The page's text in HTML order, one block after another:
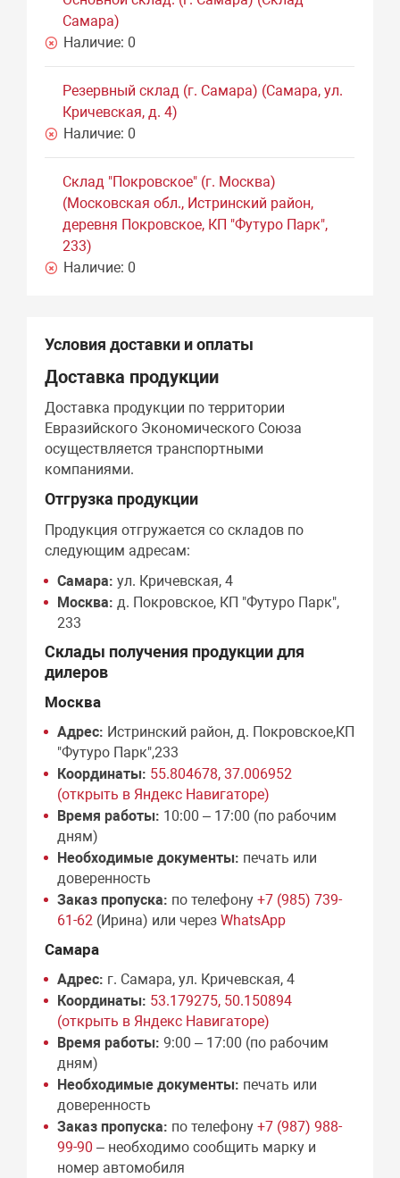
Самара)
Наличие: 0
Резервный склад (г. Самара) (Самара, ул.
Кричевская, д. 4)
Наличие: 0
Склад "Покровское" (г. Москва)
(Московская обл., Истринский район,
деревня Покровское, КП "Футуро Парк",
233)
Наличие: 0
Условия доставки и оплаты
Доставка продукции
Доставка продукции по территории
Евразийского Экономического Союза
осуществляется транспортными
компаниями.
Отгрузка продукции
Продукция отгружается со складов по
следующим адресам:
Самара: ул. Кричевская, 4
Москва: д. Покровское, КП "Футуро Парк",
233
Склады получения продукции для
дилеров
Москва
Адрес: Истринский район, д. Покровское,КП
"Футуро Парк",233
Координаты: 55.804678, 37.006952
(открыть в Яндекс Навигаторе)
Время работы: 10:00 – 17:00 (по рабочим
дням)
Необходимые документы: печать или
доверенность
Заказ пропуска: по телефону+7 (985) 739-
61-62 (Ирина) или черезWhatsApp
Самара
Адрес: г. Самара, ул. Кричевская, 4
Координаты: 53.179275, 50.150894
(открыть в Яндекс Навигаторе)
Время работы: 9:00 – 17:00 (по рабочим
дням)
Необходимые документы: печать или
доверенность
Заказ пропуска: по телефону+7 (987) 988-
99-90 – необходимо сообщить марку и
номер автомобиля